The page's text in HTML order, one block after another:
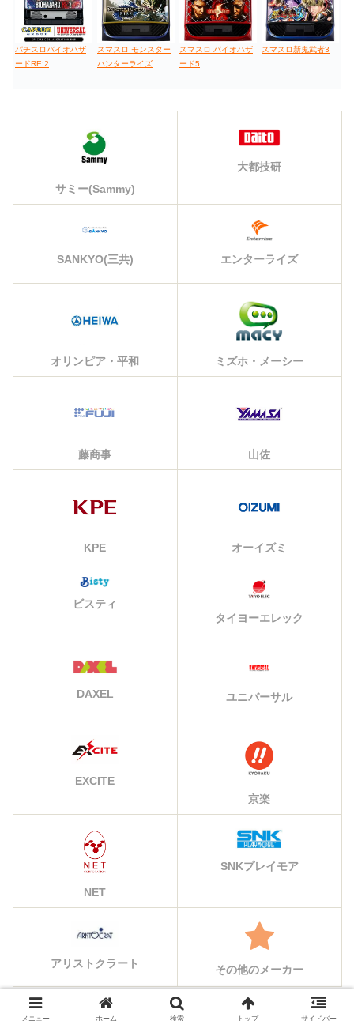
パチスロバイオハザ
ードRE:2
スマスロ モンスター
ハンターライズ
スマスロ バイオハザ
ード5
スマスロ新鬼武者3
サミー(Sammy)
大都技研
SANKYO(三共) エンターライズ
オリンピア・平和 ミズホ・メーシー
藤商事 山佐
KPE オーイズミ
ビスティ
タイヨーエレック
DAXEL ユニバーサル
EXCITE
京楽
NET
SNKプレイモア
アリストクラート その他のメーカー
メニュー ホーム 検索 トップ サイドバー